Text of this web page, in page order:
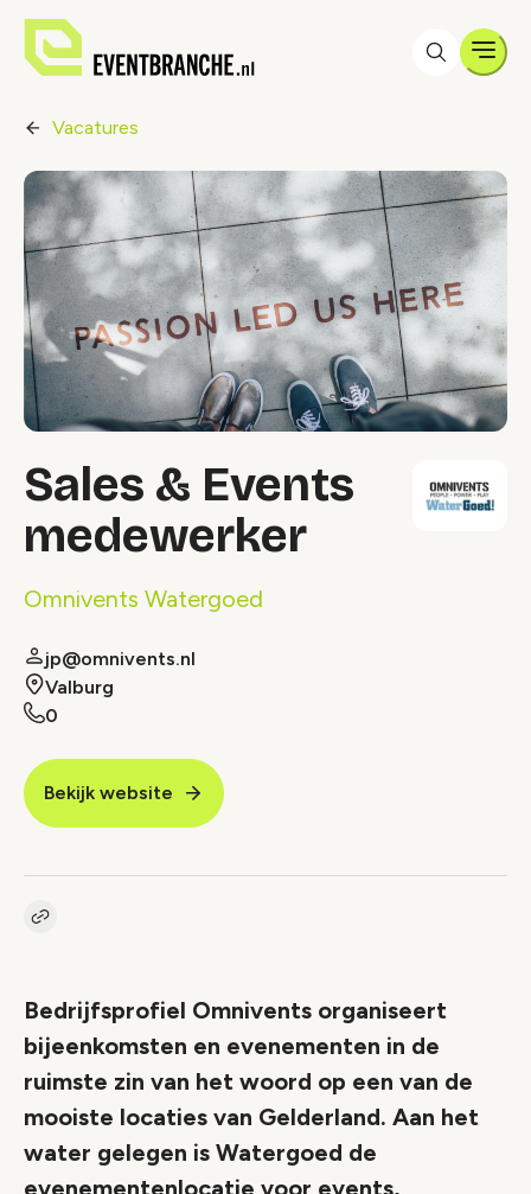
Vacatures
Sales & Events
medewerker
Omnivents Watergoed
jp@omnivents.nl
Valburg
0
Bekijk website
Kopieer link naar vacature
Bedrijfsprofiel Omnivents organiseert
bijeenkomsten en evenementen in de
ruimste zin van het woord op een van de
mooiste locaties van Gelderland. Aan het
water gelegen is Watergoed de
evenementenlocatie voor events,